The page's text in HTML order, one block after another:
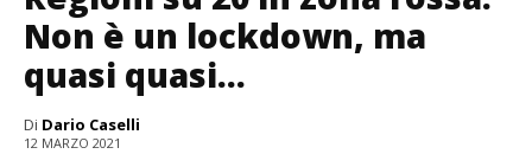
Non è un lockdown, ma
quasi quasi…
Di Dario Caselli
12 MARZO 2021